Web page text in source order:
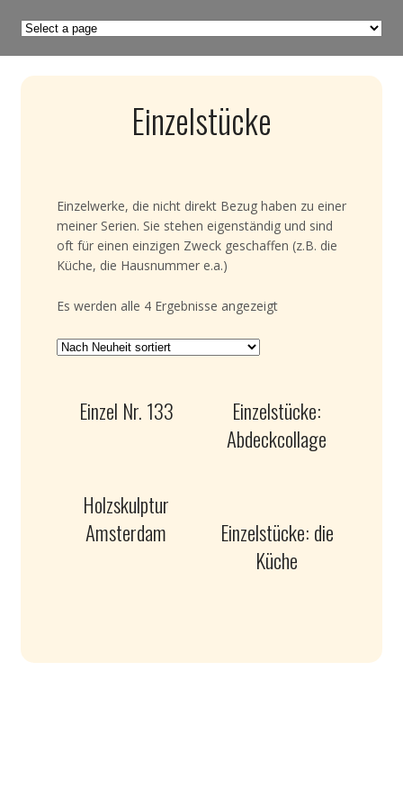
Einzelstücke
Einzelwerke, die nicht direkt Bezug haben zu einer
meiner Serien. Sie stehen eigenständig und sind
oft für einen einzigen Zweck geschaffen (z.B. die
Küche, die Hausnummer e.a.)
Es werden alle 4 Ergebnisse angezeigt
Einzel Nr. 133
Einzelstücke:
Abdeckcollage
Holzskulptur
Amsterdam
Einzelstücke: die
Küche